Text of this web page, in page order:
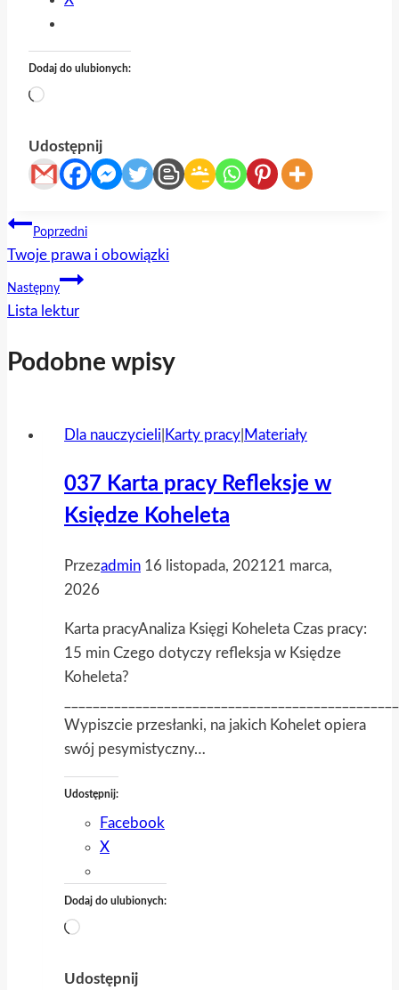
Dodaj do ulubionych:
Wczytywanie…
Udostępnij
Nawigacja
wpisu
Poprzedni
Twoje prawa i obowiązki
Następny
Lista lektur
Podobne wpisy
Dla nauczycieli Karty pracy Materiały
037 Karta pracy Refleksje w
Księdze Koheleta
Przezadmin 16 listopada, 202121 marca,
2026
Karta pracyAnaliza Księgi Koheleta Czas pracy:
15 min Czego dotyczy refleksja w Księdze
Koheleta?
Wypiszcie przesłanki, na jakich Kohelet opiera
swój pesymistyczny…
Udostępnij:
Facebook
X
Dodaj do ulubionych:
Wczytywanie…
Udostępnij